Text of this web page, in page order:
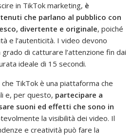
in TikTok marketing, è
che parlano al pubblico con
divertente e originale, poiché
e l’autenticità. I video devono
di catturare l’attenzione fin dai
ideale di 15 secondi.
TikTok è una piattaforma che
e, per questo, partecipare a
suoni ed effetti che sono in
la visibilità dei video. Il
e creatività può fare la